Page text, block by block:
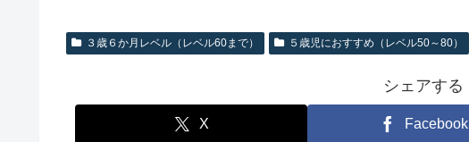
３歳６か月レベル（レベル60まで） ５歳児におすすめ（レベル50～80）
シェアする
X Facebook